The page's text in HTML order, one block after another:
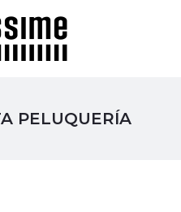
PELUQUERÍA